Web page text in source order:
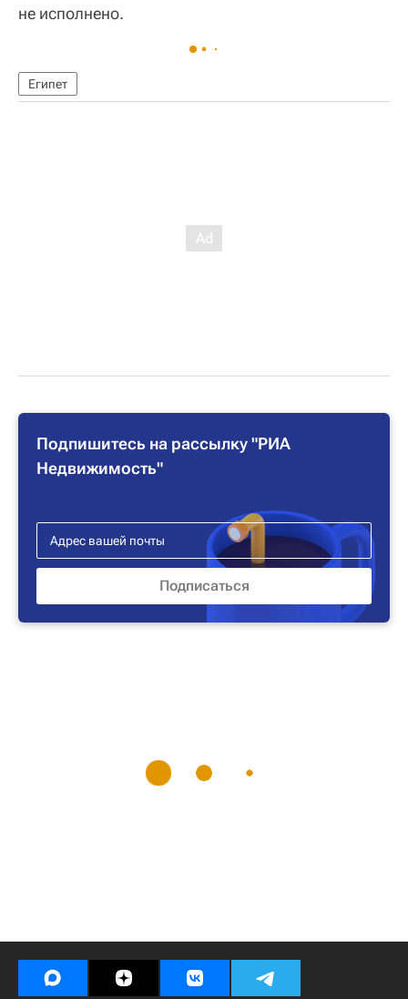
не исполнено.
Египет
Подпишитесь на рассылку "РИА
Недвижимость"